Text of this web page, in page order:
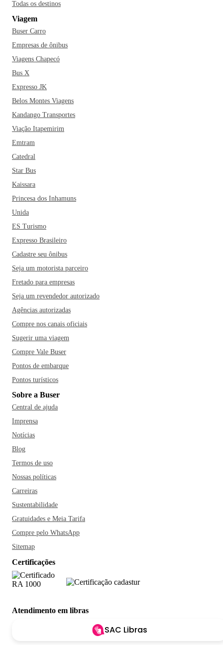
viajante que curte ter contato com a natureza, Sete Lagoas -
MG é o destino ideal. Além das belíssimas lagoas da região,
vale a pena se aventurar pelo Parque da Cascata; própria
para esportes radicais e trilhas e a Serra de Santa Helena,
que proporciona uma vista incrível. Outros lugares que
devem estar no seu roteiro de viagem são a Capela Santa
A gastronomia mineira é uma das mais queridas em todo o
Brasil. Unindo muitos povos em uma só expressão, os
pratos mineiros misturam suas raízes indígenas com um
pouco da cultura europeia. Se você pretende passar por Sete
os melhores da região. Sete Lagoas é uma das cidades mais
belas das regiões mineiras e com toda certeza é um ótimo
destino para as suas próximas férias. E aí, o que acha de
fazer as malas e conhecer Sete Lagoas?
Todas os destinos
Viagem
Buser Carro
Empresas de ônibus
Viagens Chapecó
Bus X
Expresso JK
Belos Montes Viagens
Kandango Transportes
Viação Itapemirim
Emtram
Catedral
Star Bus
Kaissara
Princesa dos Inhamuns
Unida
ES Turismo
Expresso Brasileiro
Cadastre seu ônibus
Seja um motorista parceiro
Fretado para empresas
Seja um revendedor autorizado
Agências autorizadas
Compre nos canais oficiais
Sugerir uma viagem
Compre Vale Buser
Pontos de embarque
Pontos turísticos
Sobre a Buser
Central de ajuda
Imprensa
Notícias
Blog
Termos de uso
Nossas políticas
Carreiras
Sustentabilidade
Gratuidades e Meia Tarifa
Compre pelo WhatsApp
Sitemap
Certificações
Atendimento em libras
SAC Libras